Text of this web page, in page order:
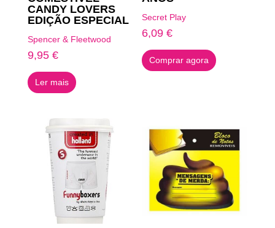
CANDY LOVERS
EDIÇÃO ESPECIAL
Spencer & Fleetwood
9,95 €
Ler mais
Secret Play
6,09€
Comprar agora